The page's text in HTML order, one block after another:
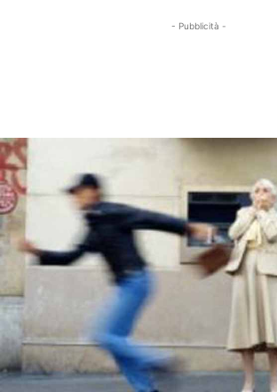
- Pubblicità -